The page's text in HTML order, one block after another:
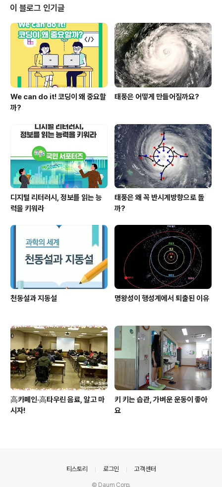
아 낼까요? 바로 지시약을 이용하면 된답니다. 지시약은 용
액이 가지고 있는 산의 세기에 따라 자신의 색깔을 변화시
킴으로써 그 물질이 어떤 특성(산성, 중성, 염기성)을 지니
는가를 구분해 주는 물질입니다. 산·염기 지시약이 대표적
인데 용액이 산성인지, 염기성인지 알려 주는 지시약으로
리트머스 종이, BTB ..
이 블로그 인기글
We can do it! 코딩이 왜 중요할
까?
태풍은 어떻게 만들어질까요?
디지털 리터러시, 정보를 읽는 능
력을 키워라
태풍은 왜 꼭 반시계방향으로 돌
까?
천동설과 지동설 명왕성이 행성계에서 퇴출된 이유
高카페인·高타우린 음료, 알고 마
시자!
키 키는 습관, 가벼운 운동이 좋아
요
티스토리 로그인 고객센터
© Daum Corp.